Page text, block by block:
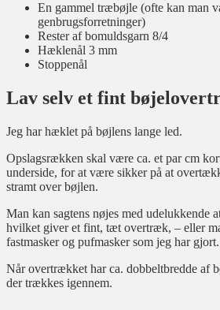
En gammel træbøjle (ofte kan man
genbrugsforretninger)
Rester af bomuldsgarn 8/4
Hæklenål 3 mm
Stoppenål
Lav selv et fint
Jeg har hæklet på bøjlens lange led.
Opslagsrækken skal være ca. et par cm
underside, for at være sikker på at
stramt over bøjlen.
Man kan sagtens nøjes med udelukkende
hvilket giver et fint, tæt overtræk, – eller
fastmasker og pufmasker som jeg har gjort.
Når overtrækket har ca. dobbeltbredde af
der trækkes igennem.